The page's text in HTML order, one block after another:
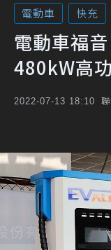
電動車 快充
電動車福
480kW高
2022-07-13 18:10